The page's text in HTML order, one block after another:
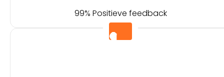
99% Positieve feedback